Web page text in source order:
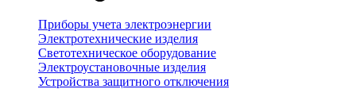
Приборы учета электроэнергии
Электротехнические изделия
Светотехническое оборудование
Электроустановочные изделия
Устройства защитного отключения